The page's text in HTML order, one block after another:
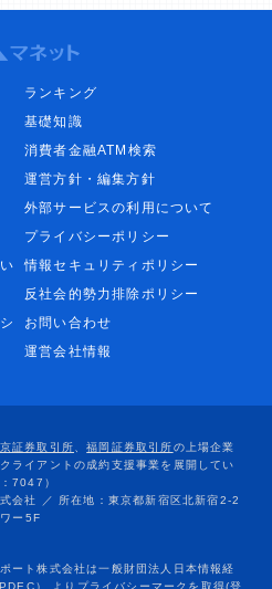
ランキング
基礎知識
消費者金融ATM検索
運営方針・編集方針
外部サービスの利用について
プライバシーポリシー
情報セキュリティポリシー
反社会的勢力排除ポリシー
お問い合わせ
運営会社情報